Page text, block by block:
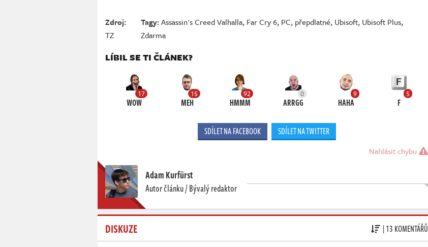
Zdroj:
TZ
Tagy: Assassin's Creed Valhalla, Far Cry 6, PC, přepdlatné, Ubisoft, Ubisoft Plus,
Zdarma
LÍBIL SE TI ČLÁNEK?
17
WOW
15
MEH
92
HMMM
0
ARRGG
9
HAHA
5
F
SDÍLET NA FACEBOOK SDÍLET NA TWITTER
Nahlásit chybu
Adam Kurfürst
Autor článku / Bývalý redaktor
DISKUZE | 13 KOMENTÁŘŮ